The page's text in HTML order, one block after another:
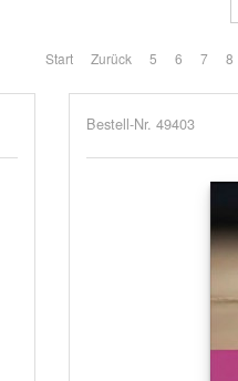
Start Zurück 5 6 7 8
Bestell-Nr. 49403